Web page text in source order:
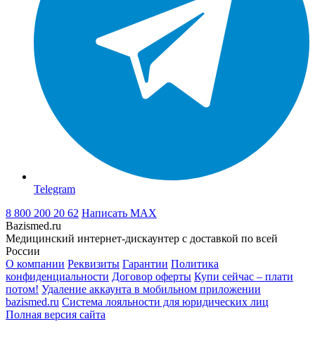
Telegram
8 800 200 20 62 Написать MAX
Bazismed.ru
Медицинский интернет-дискаунтер с доставкой по всей
России
О компании Реквизиты Гарантии Политика
конфиденциальности Договор оферты Купи сейчас – плати
потом! Удаление аккаунта в мобильном приложении
bazismed.ru Система лояльности для юридических лиц
Полная версия сайта